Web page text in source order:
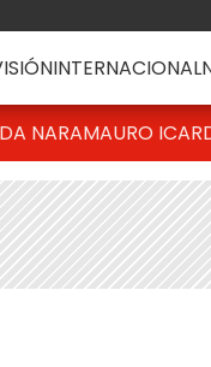
INTERNACIONAL
NARAMAURO